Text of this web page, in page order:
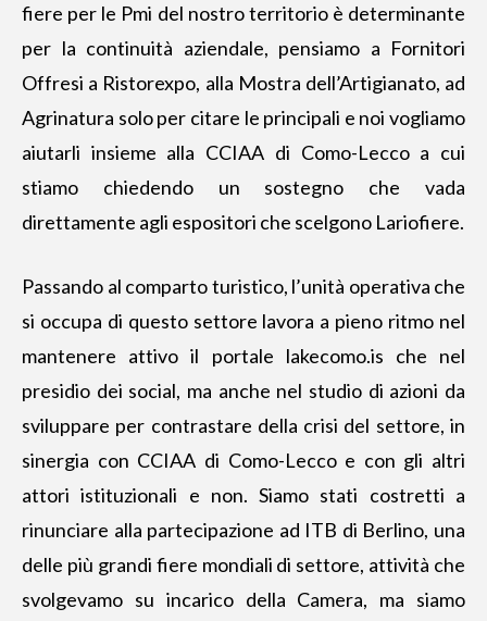
fiere per le Pmi del nostro territorio è determinante
per la continuità aziendale, pensiamo a Fornitori
Offresi a Ristorexpo, alla Mostra dell’Artigianato, ad
Agrinatura solo per citare le principali e noi vogliamo
aiutarli insieme alla CCIAA di Como-Lecco a cui
stiamo chiedendo un sostegno che vada
direttamente agli espositori che scelgono Lariofiere.
Passando al comparto turistico, l’unità operativa che
si occupa di questo settore lavora a pieno ritmo nel
mantenere attivo il portale lakecomo.is che nel
presidio dei social, ma anche nel studio di azioni da
sviluppare per contrastare della crisi del settore, in
sinergia con CCIAA di Como-Lecco e con gli altri
attori istituzionali e non. Siamo stati costretti a
rinunciare alla partecipazione ad ITB di Berlino, una
delle più grandi fiere mondiali di settore, attività che
svolgevamo su incarico della Camera, ma siamo